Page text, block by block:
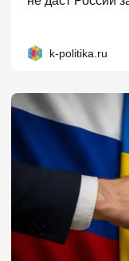
k-politika.ru